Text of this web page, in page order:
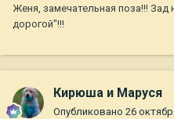
Женя, замечательная поза!!!
дорогой"!!!
Кирюша и Маруся
Опубликовано 26